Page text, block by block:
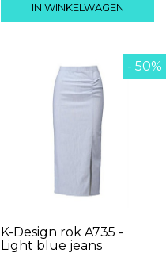
IN WINKELWAGEN
- 50%
K-Design rok A735 -
Light blue jeans